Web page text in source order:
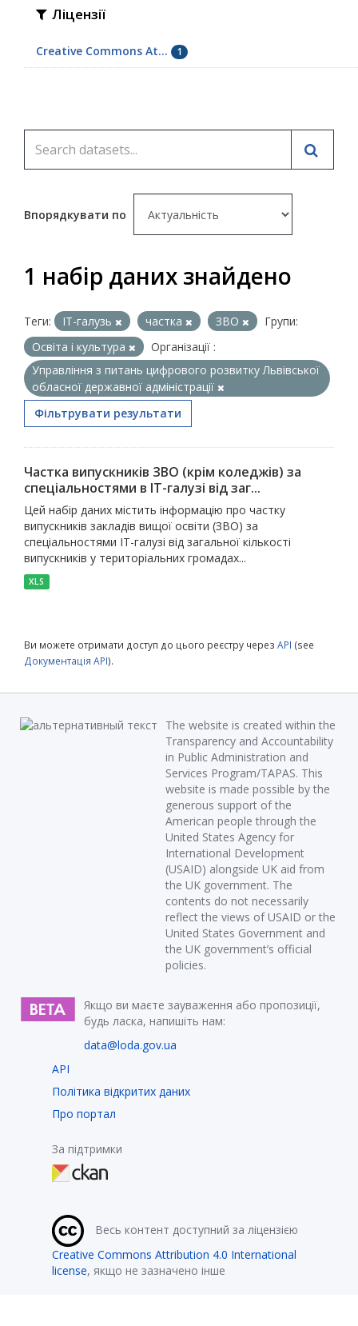
Ліцензії
Creative Commons At... 1
Впорядкувати по
1 набір даних знайдено
Теги: ІТ-галузь частка ЗВО
Групи:
Освіта і культура
Організації :
Управління з питань цифрового розвитку Львівської
обласної державної адміністрації
Фільтрувати результати
Частка випускників ЗВО (крім коледжів) за
спеціальностями в ІТ-галузі від заг...
Цей набір даних містить інформацію про частку
випускників закладів вищої освіти (ЗВО) за
спеціальностями ІТ-галузі від загальної кількості
випускників у територіальних громадах...
XLS
Ви можете отримати доступ до цього реєстру через API (see
Документація API).
The website is created within the
Transparency and Accountability
in Public Administration and
Services Program/TAPAS. This
website is made possible by the
generous support of the
American people through the
United States Agency for
International Development
(USAID) alongside UK aid from
the UK government. The
contents do not necessarily
reflect the views of USAID or the
United States Government and
the UK government’s official
policies.
Якщо ви маєте зауваження або пропозиції,
будь ласка, напишіть нам:
data@loda.gov.ua
API
Політика відкритих даних
Про портал
За підтримки
Весь контент доступний за ліцензією
Creative Commons Attribution 4.0 International
license, якщо не зазначено інше